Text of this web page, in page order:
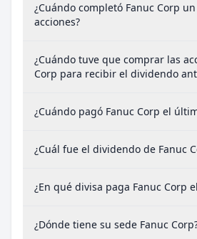
¿Cuándo completó Fanuc Corp
acciones?
¿Cuándo tuve que comprar las
Corp para recibir el dividendo
¿Cuándo pagó Fanuc Corp el
¿Cuál fue el dividendo de Fanuc
¿En qué divisa paga Fanuc Corp
¿Dónde tiene su sede Fanuc